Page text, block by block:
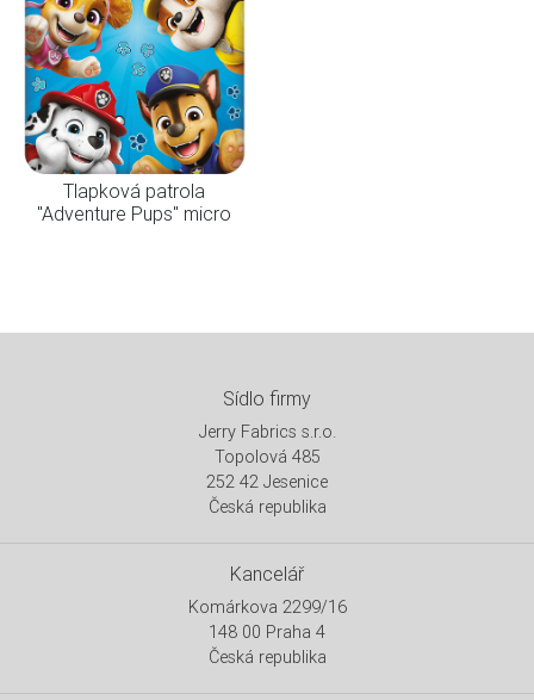
Tlapková patrola
"Adventure Pups" micro
Sídlo firmy
Jerry Fabrics s.r.o.
Topolová 485
252 42 Jesenice
Česká republika
Kancelář
Komárkova 2299/16
148 00 Praha 4
Česká republika